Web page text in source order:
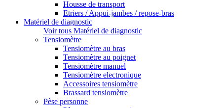
Housse de transport
Etriers / Appui-jambes / repose-bras
Matériel de diagnostic
Voir tous Matériel de diagnostic
Tensiomètre
Tensiomètre au bras
Tensiomètre au poignet
Tensiomètre manuel
Tensiomètre electronique
Accessoires tensiomètre
Brassard tensiomètre
Pèse personne